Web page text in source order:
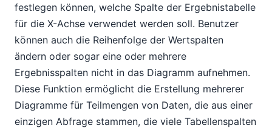
festlegen können, welche Spalte der Ergebnistabelle
für die X-Achse verwendet werden soll. Benutzer
können auch die Reihenfolge der Wertspalten
ändern oder sogar eine oder mehrere
Ergebnisspalten nicht in das Diagramm aufnehmen.
Diese Funktion ermöglicht die Erstellung mehrerer
Diagramme für Teilmengen von Daten, die aus einer
einzigen Abfrage stammen, die viele Tabellenspalten